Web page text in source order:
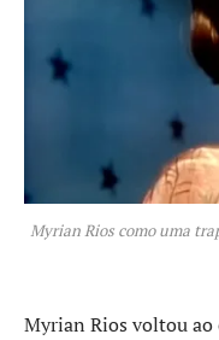
Myrian Rios como uma
Myrian Rios voltou ao